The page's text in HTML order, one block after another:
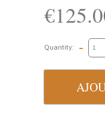
Quantity: -